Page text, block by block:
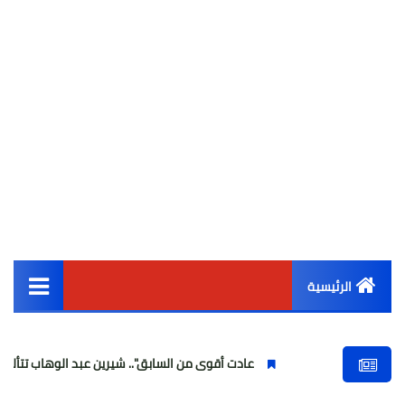
الرئيسية
أخبار مصر
عادت أقوى من السابق".. شيرين عبد الوهاب تتألق في أولى